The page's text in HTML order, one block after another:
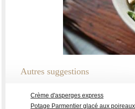
Autres suggestions
Crème d'asperges express
Potage Parmentier glacé aux